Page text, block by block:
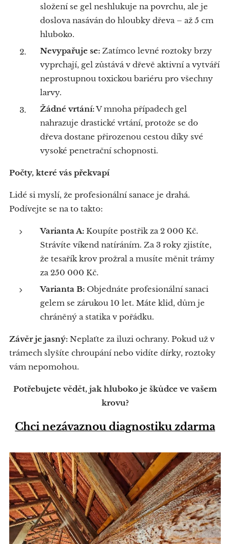
složení se gel neshlukuje na povrchu, ale je
doslova nasáván do hloubky dřeva – až 5 cm
hluboko.
Nevypařuje se: Zatímco levné roztoky brzy
vyprchají, gel zůstává v dřevě aktivní a vytváří
neprostupnou toxickou bariéru pro všechny
larvy.
​Žádné vrtání:V mnoha případech gel
nahrazuje drastické vrtání, protože se do
dřeva dostane přirozenou cestou díky své
vysoké penetrační schopnosti.
Počty, které vás překvapí
​Lidé si myslí, že profesionální sanace je drahá.
Podívejte se na to takto:
Varianta A: Koupíte postřik za 2 000 Kč.
Strávíte víkend natíráním. Za 3 roky zjistíte,
že tesařík krov prožral a musíte měnit trámy
za 250 000 Kč.
Varianta B: Objednáte profesionální sanaci
gelem se zárukou 10 let. Máte klid, dům je
chráněný a statika v pořádku.
Závěr je jasný: Neplaťte za iluzi ochrany. Pokud už v
trámech slyšíte chroupání nebo vidíte dírky, roztoky
vám nepomohou.
Potřebujete vědět, jak hluboko je škůdce ve vašem
krovu?
Chci nezávaznou diagnostiku zdarma